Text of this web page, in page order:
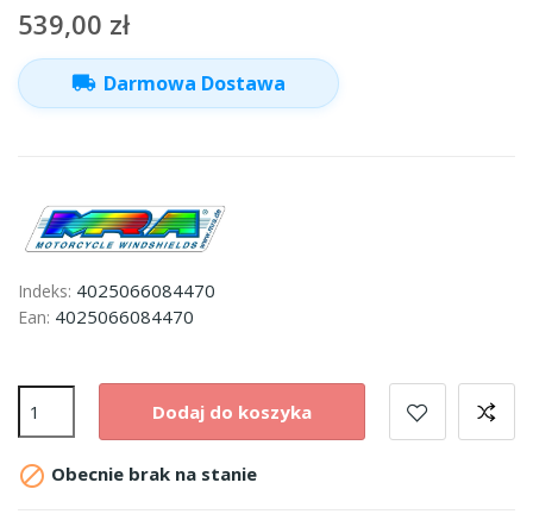
539,00 zł
local_shipping Darmowa Dostawa
Indeks: 4025066084470
Ean: 4025066084470
Dodaj do koszyka
 Obecnie brak na stanie